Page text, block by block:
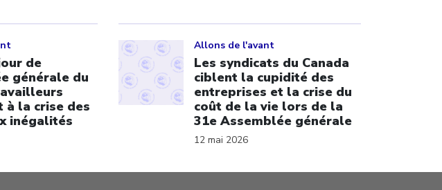
de
générale du
à la crise des
inégalités
Allons de l'avant
Les syndicats du Canada
ciblent la cupidité des
entreprises et la crise du
coût de la vie lors de la
31e Assemblée générale
12 mai 2026